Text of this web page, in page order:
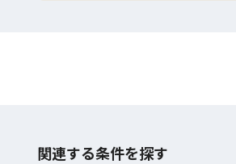
関連する条件を探す